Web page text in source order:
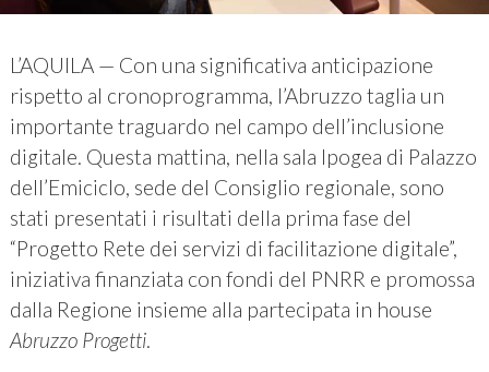
L’AQUILA — Con una significativa anticipazione
rispetto al cronoprogramma, l’Abruzzo taglia un
importante traguardo nel campo dell’inclusione
digitale. Questa mattina, nella sala Ipogea di Palazzo
dell’Emiciclo, sede del Consiglio regionale, sono
stati presentati i risultati della prima fase del
“Progetto Rete dei servizi di facilitazione digitale”,
iniziativa finanziata con fondi del PNRR e promossa
dalla Regione insieme alla partecipata in house
Abruzzo Progetti.